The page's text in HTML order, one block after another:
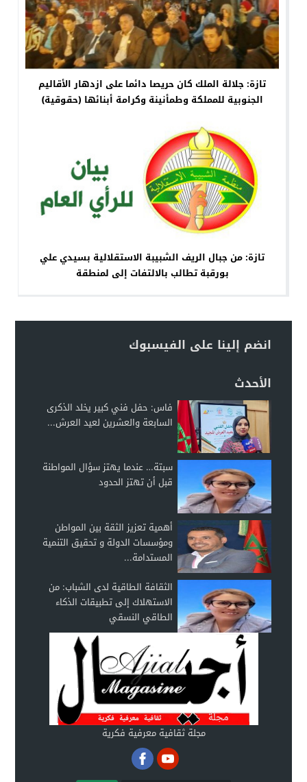
تازة: جلالة الملك كان حريصا دائما على ازدهار الأقاليم
الجنوبية للمملكة وطمأنينة وكرامة أبنائها (حقوقية)
تازة: من جبال الريف الشبيبة الاستقلالية بسيدي علي
بورقبة تطالب بالالتفات إلى لمنطقة
انضم إلينا على الفيسبوك
الأحدث
فاس: حفل فني كبير يخلد الذكرى
السابعة والعشرين لعيد العرش...
سبتة… عندما يهتز سؤال المواطنة
قبل أن تهتز الحدود
أهمية تعزيز الثقة بين المواطن
ومؤسسات الدولة و تحقيق التنمية
المستدامة...
الثقافة الطاقية لدى الشباب: من
الاستهلاك إلى تطبيقات الذكاء
الطاقي النسقي
مجلة ثقافية معرفية فكرية